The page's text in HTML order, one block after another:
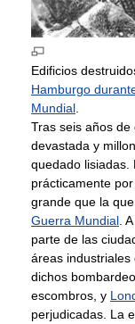
Edificios
Hamburgo
Mundial
Tras seis años
devastada y
quedado lisiadas.
prácticamente
grande que la
Guerra Mundial .
parte de las
áreas
dichos
escombros, y
perjudicadas. La